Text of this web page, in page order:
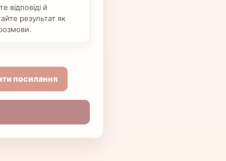
відповіді й
результат як
посилання